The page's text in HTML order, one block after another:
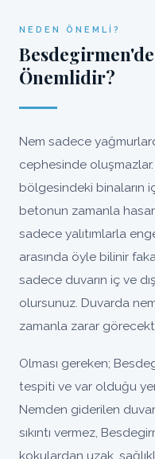
NEDEN ÖNEMLI?
Önemlidir?
Nem sadece
cephesinde
bölgesindeki binaların
betonun zamanla
sadece yalıtımlarla
arasında öyle bilinir
sadece duvarın iç ve
olursunuz. Duvarda
zamanla zarar
Olması gereken;
tespiti ve var olduğu
Nemden giderilen
sıkıntı vermez,
kokulardan uzak,